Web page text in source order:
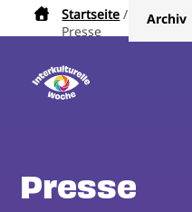
Direkt
Startseite
Presse
Archiv
Presse